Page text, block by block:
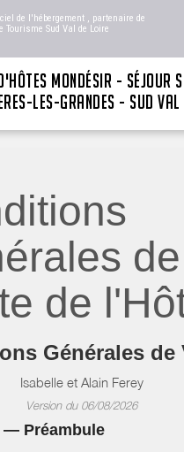
de l'hébergement , partenaire de
Tourisme Sud Val de Loire
MONDÉSIR - SÉJOUR
LES-GRANDES - SUD VAL
de
de
Générales de
Isabelle et Alain Ferey
Version du 06/08/2026
— Préambule